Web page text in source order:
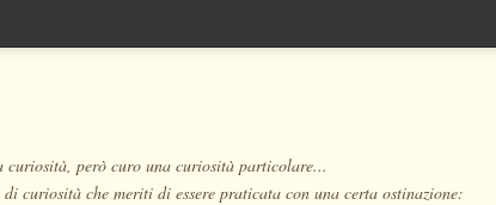
curiosità, però curo una curiosità particolare...
di curiosità che meriti di essere praticata con una certa ostinazione: